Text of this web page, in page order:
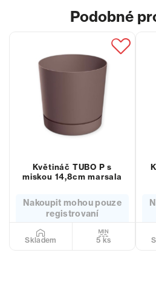
Podobné
Květináč TUBO P s
miskou 14,8cm marsala
Nakoupit mohou pouze
registrovaní
Skladem 5 ks